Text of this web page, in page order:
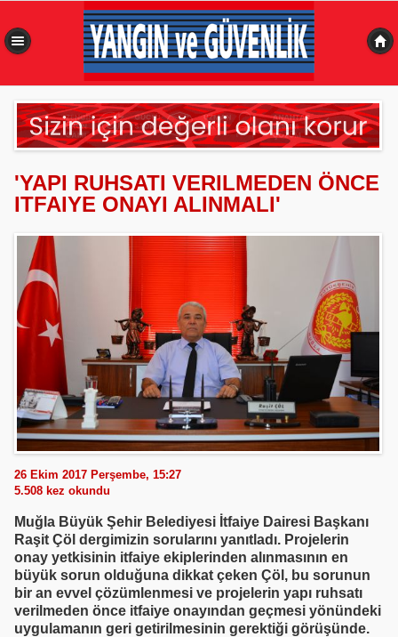
'YAPI RUHSATI VERILMEDEN ÖNCE
ITFAIYE ONAYI ALINMALI'
26 Ekim 2017 Perşembe, 15:27
5.508 kez okundu
Muğla Büyük Şehir Belediyesi İtfaiye Dairesi Başkanı
Raşit Çöl dergimizin sorularını yanıtladı. Projelerin
onay yetkisinin itfaiye ekiplerinden alınmasının en
büyük sorun olduğuna dikkat çeken Çöl, bu sorunun
bir an evvel çözümlenmesi ve projelerin yapı ruhsatı
verilmeden önce itfaiye onayından geçmesi yönündeki
uygulamanın geri getirilmesinin gerektiği görüşünde.
0,072 sn